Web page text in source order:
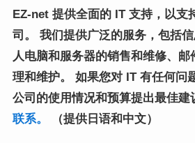
EZ-net 提供全面的 IT 支持，以支
司。 我们提供广泛的服务，包括
人电脑和服务器的销售和维修、
理和维护。 如果您对 IT 有任何问
公司的使用情况和预算提出最佳建
联系。
（提供日语和中文）